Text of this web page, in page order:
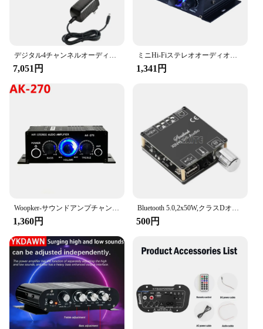
デジタル4チャンネルオーディオアンプ,Bluetoothカラオケプレーヤー,FMラジオサポート,リモコン,ピーク電力,ハイファイサウンド,1800W
7,051円
ミニHi-Fiステレオオーディオアンプ,2.0チャンネル,自動音楽,サブウーファー,Bluetooth,デジタルアンプ,20W, 20W, 12V
1,341円
1,360円 500円